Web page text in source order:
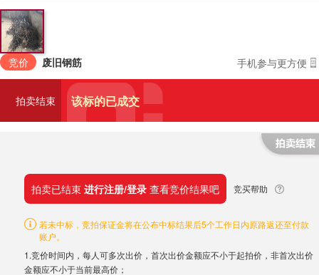
竞价 废旧钢筋 手机参与更方便
拍卖结束 该标的已成交
拍卖已结束 进行注册/登录 查看竞价结果吧 竞买帮助
若未中标，竞拍保证金将在公布中标结果后5个工作日内原路返还至付款
账户。
1.竞价时间内，每人可多次出价，首次出价金额应不小于起拍价，非首次出价
金额应不小于当前最高价；